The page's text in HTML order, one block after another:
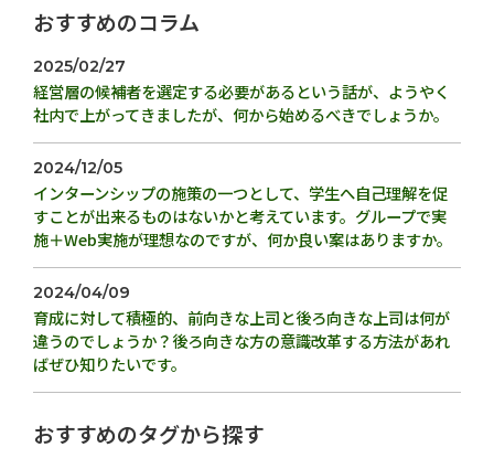
おすすめのコラム
2025/02/27
経営層の候補者を選定する必要があるという話が、ようやく
社内で上がってきましたが、何から始めるべきでしょうか。
2024/12/05
インターンシップの施策の一つとして、学生へ自己理解を促
すことが出来るものはないかと考えています。グループで実
施＋Web実施が理想なのですが、何か良い案はありますか。
2024/04/09
育成に対して積極的、前向きな上司と後ろ向きな上司は何が
違うのでしょうか？後ろ向きな方の意識改革する方法があれ
ばぜひ知りたいです。
おすすめのタグから探す